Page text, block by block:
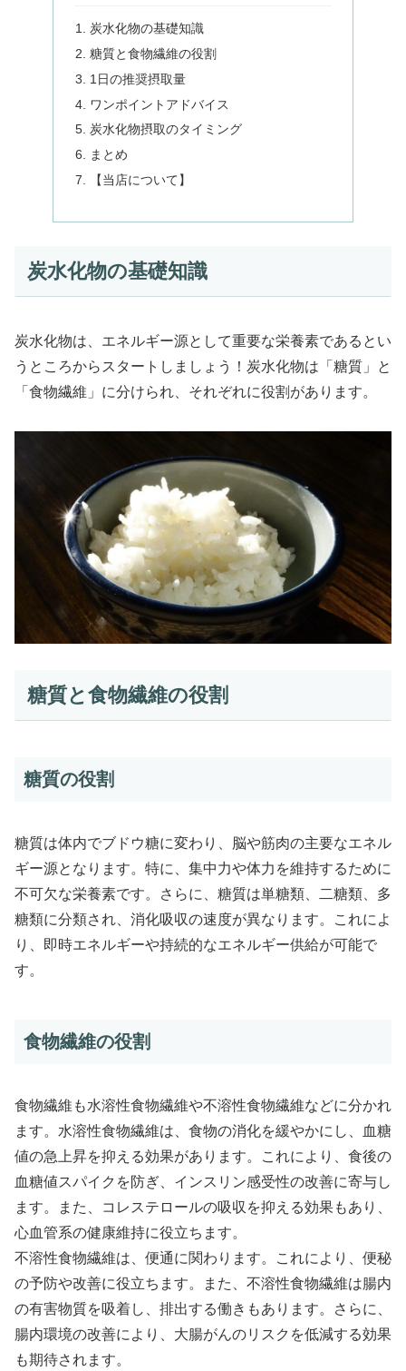
炭水化物の基礎知識
糖質と食物繊維の役割
1日の推奨摂取量
ワンポイントアドバイス
炭水化物摂取のタイミング
まとめ
【当店について】
炭水化物の基礎知識
炭水化物は、エネルギー源として重要な栄養素であるとい
うところからスタートしましょう！炭水化物は「糖質」と
「食物繊維」に分けられ、それぞれに役割があります。
糖質と食物繊維の役割
糖質の役割
糖質は体内でブドウ糖に変わり、脳や筋肉の主要なエネル
ギー源となります。特に、集中力や体力を維持するために
不可欠な栄養素です。さらに、糖質は単糖類、二糖類、多
糖類に分類され、消化吸収の速度が異なります。これによ
り、即時エネルギーや持続的なエネルギー供給が可能で
す。
食物繊維の役割
食物繊維も水溶性食物繊維や不溶性食物繊維などに分かれ
ます。水溶性食物繊維は、食物の消化を緩やかにし、血糖
値の急上昇を抑える効果があります。これにより、食後の
血糖値スパイクを防ぎ、インスリン感受性の改善に寄与し
ます。また、コレステロールの吸収を抑える効果もあり、
心血管系の健康維持に役立ちます。
不溶性食物繊維は、便通に関わります。これにより、便秘
の予防や改善に役立ちます。また、不溶性食物繊維は腸内
の有害物質を吸着し、排出する働きもあります。さらに、
腸内環境の改善により、大腸がんのリスクを低減する効果
も期待されます。